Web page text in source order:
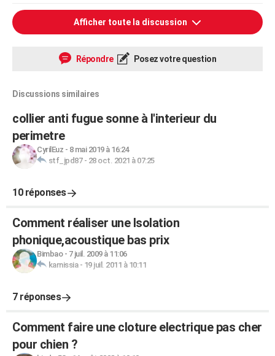
Afficher toute la discussion
Répondre Posez votre question
Discussions similaires
collier anti fugue sonne à l'interieur du
perimetre
CyrilEuz - 8 mai 2019 à 16:24
stf_jpd87- 28 oct. 2021 à 07:25
10 réponses
Comment réaliser une Isolation
phonique,acoustique bas prix
Bimbao- 7 juil. 2009 à 11:06
karnissia- 19 juil. 2011 à 10:11
7 réponses
Comment faire une cloture electrique pas cher
pour chien ?